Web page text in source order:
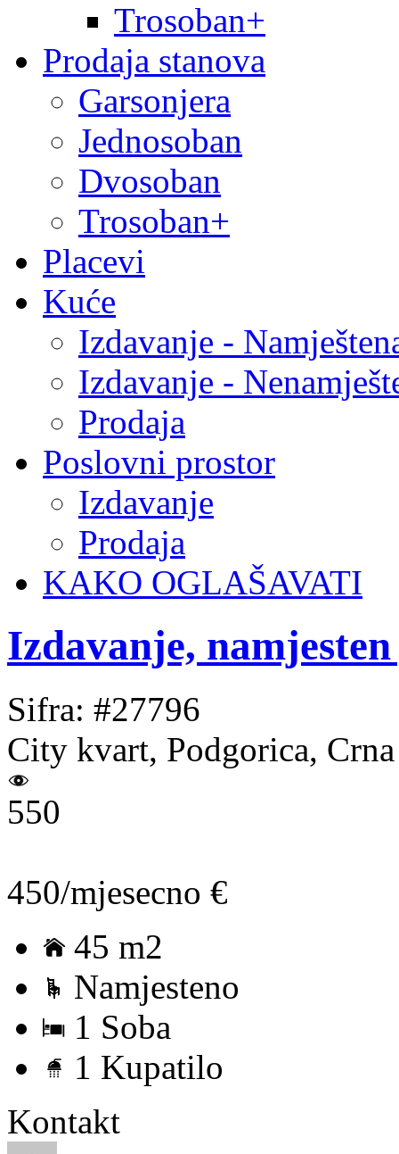
Trosoban+
Prodaja stanova
Garsonjera
Jednosoban
Dvosoban
Trosoban+
Placevi
Kuće
Izdavanje -
Izdavanje -
Prodaja
Poslovni prostor
Izdavanje
Prodaja
KAKO OGLAŠAVATI
Izdavanje,
Sifra: #27796
City kvart, Podgorica,
550
450/mjesecno €
45 m2
Namjesteno
1 Soba
1 Kupatilo
Kontakt